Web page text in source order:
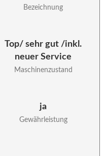
Bezeichnung
Top/ sehr gut /inkl.
neuer Service
Maschinenzustand
ja
Gewährleistung